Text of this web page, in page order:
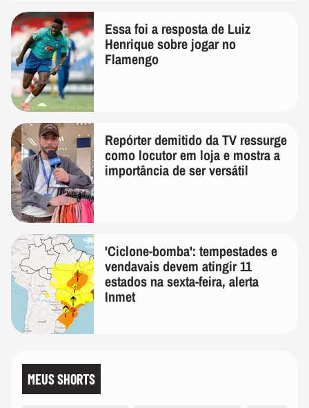
Essa foi a resposta de Luiz
Henrique sobre jogar no
Flamengo
Repórter demitido da TV ressurge
como locutor em loja e mostra a
importância de ser versátil
'Ciclone-bomba': tempestades e
vendavais devem atingir 11
estados na sexta-feira, alerta
Inmet
MEUS SHORTS